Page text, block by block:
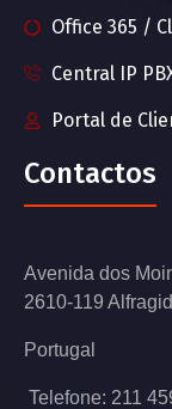
Office 365 /
Central IP
Portal de
Contactos
Avenida dos
2610-119
Portugal
Telefone: 211